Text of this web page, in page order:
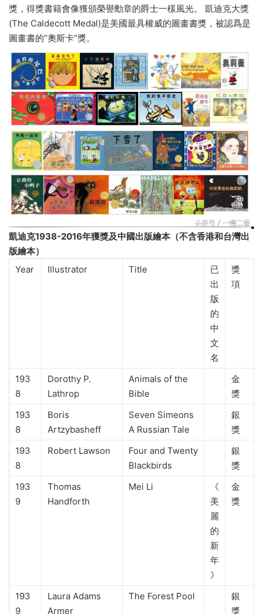
獎，得獎書籍會像獲頒榮譽勳章的爵士一樣風光。 凱迪克大獎
(The Caldecott Medal)是美國最具權威的圖畫書獎，被認爲是
圖畫書的“奧斯卡”獎。
凱迪克1938-2016年獲獎及中國出版繪本（不含香港和台灣出
版繪本）
Year
Illustrator Title
已
出
版
的
中
文
名
獎
項
193
8
Dorothy P.
Lathrop
Animals of the
Bible
金
獎
193
8
Boris
Artzybasheff
Seven Simeons
A Russian Tale
銀
獎
193
8
Robert Lawson
Four and Twenty
Blackbirds
銀
獎
193
9
Thomas
Handforth
Mei Li
《
美
麗
的
新
年
》
金
獎
193
9
Laura Adams
Armer
The Forest Pool
銀
獎